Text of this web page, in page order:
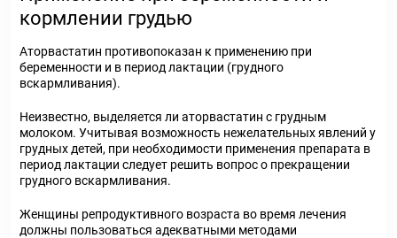
кормлении грудью
Аторвастатин противопоказан к применению при
беременности и в период лактации (грудного
вскармливания).
Неизвестно, выделяется ли аторвастатин с грудным
молоком. Учитывая возможность нежелательных явлений у
грудных детей, при необходимости применения препарата в
период лактации следует решить вопрос о прекращении
грудного вскармливания.
Женщины репродуктивного возраста во время лечения
должны пользоваться адекватными методами